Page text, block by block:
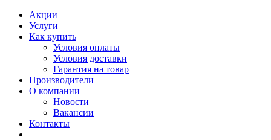
Акции
Услуги
Как купить
Условия оплаты
Условия доставки
Гарантия на товар
Производители
О компании
Новости
Вакансии
Контакты